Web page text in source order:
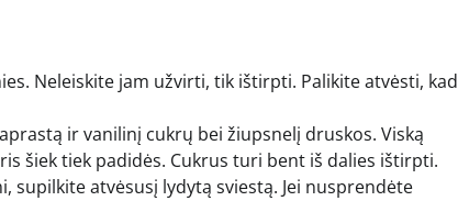
Neleiskite jam užvirti, tik ištirpti. Palikite atvėsti, kad
ir vanilinį cukrų bei žiupsnelį druskos. Viską
šiek tiek padidės. Cukrus turi bent iš dalies ištirpti.
supilkite atvėsusį lydytą sviestą. Jei nusprendėte